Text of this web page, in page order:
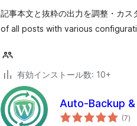
記事本文と抜粋の出力を調整・カ
of all posts with various
有効インストール数: 10+
Auto-Backup
(7個
の)